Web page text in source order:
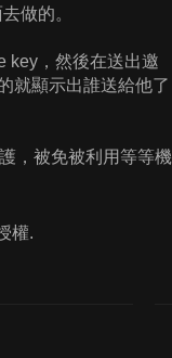
做的。
key，然後在送出邀
就顯示出誰送給他了
，被免被利用等等機
權.